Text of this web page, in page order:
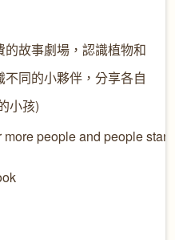
故事劇場，認識植物和
同的小夥伴，分享各自
小孩)